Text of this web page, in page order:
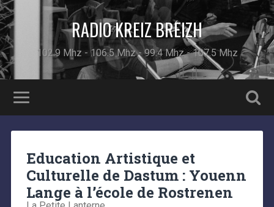
RADIO KREIZ BREIZH
102.9 Mhz - 106.5 Mhz - 99.4 Mhz - 107.5 Mhz
Education Artistique et
Culturelle de Dastum : Youenn
Lange à l’école de Rostrenen